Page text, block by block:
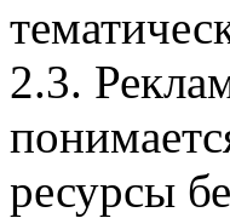
2.3.
ресурсы